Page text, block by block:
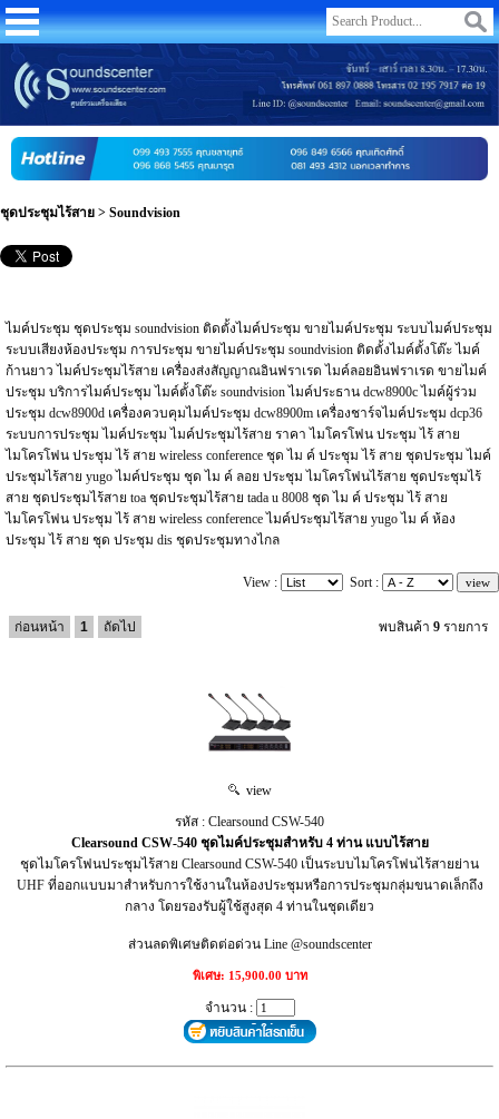
ชุดประชุมไร้สาย > Soundvision
ไมค์ประชุม ชุดประชุม soundvision ติดตั้งไมค์ประชุม ขายไมค์ประชุม ระบบไมค์ประชุม
ระบบเสียงห้องประชุม การประชุม ขายไมค์ประชุม soundvision ติดตั้งไมค์ตั้งโต๊ะ ไมค์
ก้านยาว ไมค์ประชุมไร้สาย เครื่องส่งสัญญาณอินฟราเรด ไมค์ลอยอินฟราเรด ขายไมค์
ประชุม บริการไมค์ประชุม ไมค์ตั้งโต๊ะ soundvision ไมค์ประธาน dcw8900c ไมค์ผู้ร่วม
ประชุม dcw8900d เครื่องควบคุมไมค์ประชุม dcw8900m เครื่องชาร์จไมค์ประชุม dcp36
ระบบการประชุม ไมค์ประชุม ไมค์ประชุมไร้สาย ราคา ไมโครโฟน ประชุม ไร้ สาย
ไมโครโฟน ประชุม ไร้ สาย wireless conference ชุด ไม ค์ ประชุม ไร้ สาย ชุดประชุม ไมค์
ประชุมไร้สาย yugo ไมค์ประชุม ชุด ไม ค์ ลอย ประชุม ไมโครโฟนไร้สาย ชุดประชุมไร้
สาย ชุดประชุมไร้สาย toa ชุดประชุมไร้สาย tada u 8008 ชุด ไม ค์ ประชุม ไร้ สาย
ไมโครโฟน ประชุม ไร้ สาย wireless conference ไมค์ประชุมไร้สาย yugo ไม ค์ ห้อง
ประชุม ไร้ สาย ชุด ประชุม dis ชุดประชุมทางไกล
View : Sort :
ก่อนหน้า 1 ถัดไป พบสินค้า 9 รายการ
view
รหัส : Clearsound CSW-540
Clearsound CSW-540 ชุดไมค์ประชุมสำหรับ 4 ท่าน แบบไร้สาย
ชุดไมโครโฟนประชุมไร้สาย Clearsound CSW-540 เป็นระบบไมโครโฟนไร้สายย่าน
UHF ที่ออกแบบมาสำหรับการใช้งานในห้องประชุมหรือการประชุมกลุ่มขนาดเล็กถึง
กลาง โดยรองรับผู้ใช้สูงสุด 4 ท่านในชุดเดียว
ส่วนลดพิเศษติดต่อด่วน Line @soundscenter
พิเศษ: 15,900.00 บาท
จำนวน :